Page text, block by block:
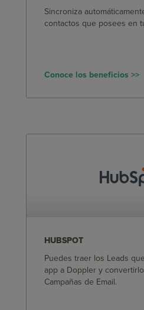
Sincroniza
contactos que posees en
Conoce los beneficios >>
HUBSPOT
Puedes traer los Leads
app a Doppler y
Campañas de Email.